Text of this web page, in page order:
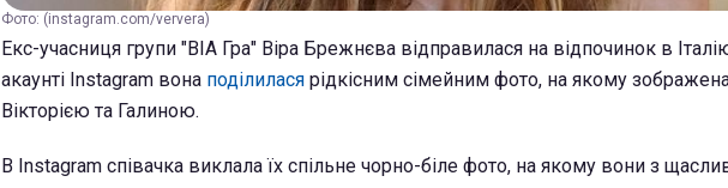
Фото: (instagram.com/ververa)
Екс-учасниця групи "ВІА Гра" Віра Брежнєва відправилася на відпочинок в
акаунті Instagram вона поділилася рідкісним сімейним фото, на якому
Вікторією та Галиною.
В Instagram співачка виклала їх спільне чорно-біле фото, на якому вони з